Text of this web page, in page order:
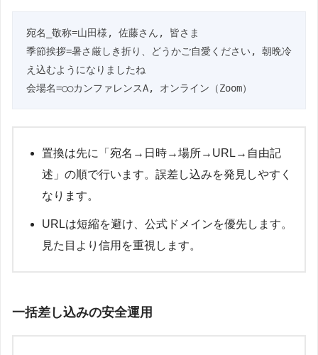
宛名_敬称=山田様, 佐藤さん, 皆さま
季節挨拶=暑さ厳しき折り、どうかご自愛ください, 朝晩冷
え込むようになりましたね
会場名=○○カンファレンスA, オンライン（Zoom）
置換は先に「宛名→日時→場所→URL→自由記
述」の順で行います。誤差し込みを発見しやすく
なります。
URLは短縮を避け、公式ドメインを優先します。
見た目より信用を重視します。
一括差し込みの安全運用